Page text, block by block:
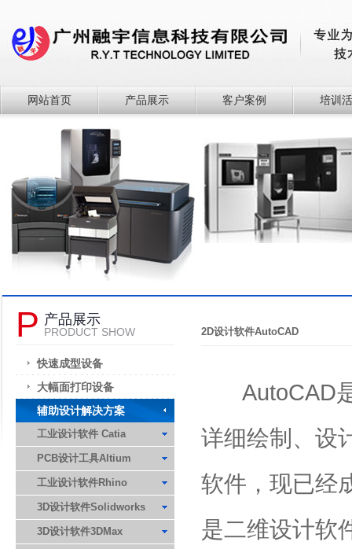
网站首页 产品展示 客户案例 培训
产品展示
P PRODUCT SHOW
快速成型设备
大幅面打印设备
辅助设计解决方案
工业设计软件 Catia
PCB设计工具Altium
工业设计软件Rhino
3D设计软件Solidworks
3D设计软件3DMax
2D设计软件AutoCAD
AutoCAD
详细绘制、设
软件，现已经
是二维设计软